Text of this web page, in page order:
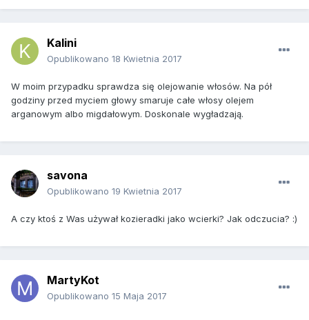
Kalini
Opublikowano 18 Kwietnia 2017
W moim przypadku sprawdza się olejowanie włosów. Na pół
godziny przed myciem głowy smaruje całe włosy olejem
arganowym albo migdałowym. Doskonale wygładzają.
savona
Opublikowano 19 Kwietnia 2017
A czy ktoś z Was używał kozieradki jako wcierki? Jak odczucia? :)
MartyKot
Opublikowano 15 Maja 2017